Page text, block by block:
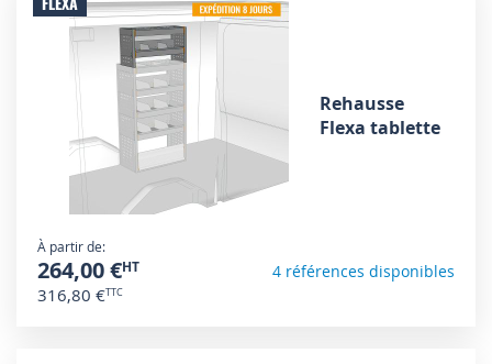
Rehausse
Flexa tablette
À partir de
264,00 €
316,80 €
4 références disponibles